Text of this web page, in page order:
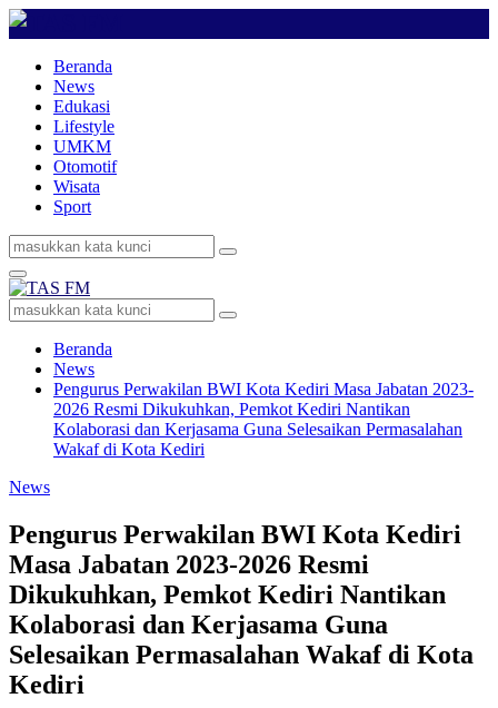
Beranda
News
Edukasi
Lifestyle
UMKM
Otomotif
Wisata
Sport
Search
for:
Search
Primary
Menu
Search
for:
Search
Beranda
News
Pengurus Perwakilan BWI Kota Kediri Masa Jabatan 2023-
2026 Resmi Dikukuhkan, Pemkot Kediri Nantikan
Kolaborasi dan Kerjasama Guna Selesaikan Permasalahan
Wakaf di Kota Kediri
News
Pengurus Perwakilan BWI Kota Kediri
Masa Jabatan 2023-2026 Resmi
Dikukuhkan, Pemkot Kediri Nantikan
Kolaborasi dan Kerjasama Guna
Selesaikan Permasalahan Wakaf di Kota
Kediri